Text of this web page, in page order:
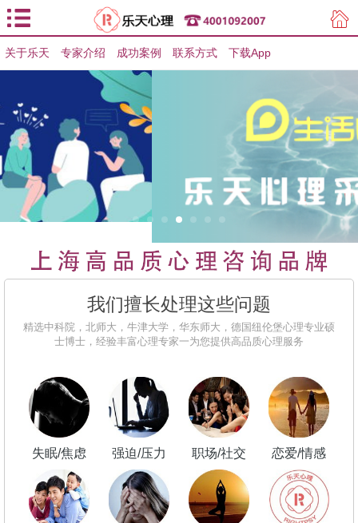
用户登录 用户注册
关于乐天 专家介绍 成功案例 联系方式 下载App
我们擅长处理这些问题
精选中科院，北师大，牛津大学，华东师大，德国纽伦堡心理专业硕
士博士，经验丰富心理专家一为您提供高品质心理服务
失眠/焦虑 强迫/压力 职场/社交 恋爱/情感